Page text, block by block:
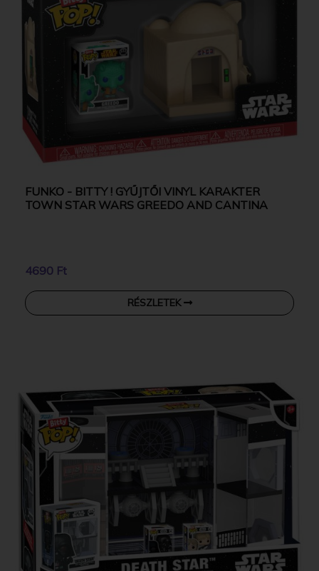
FUNKO - BITTY ! GYŰJTŐI VINYL KARAKTER
TOWN STAR WARS GREEDO AND CANTINA
4690 Ft
RÉSZLETEK